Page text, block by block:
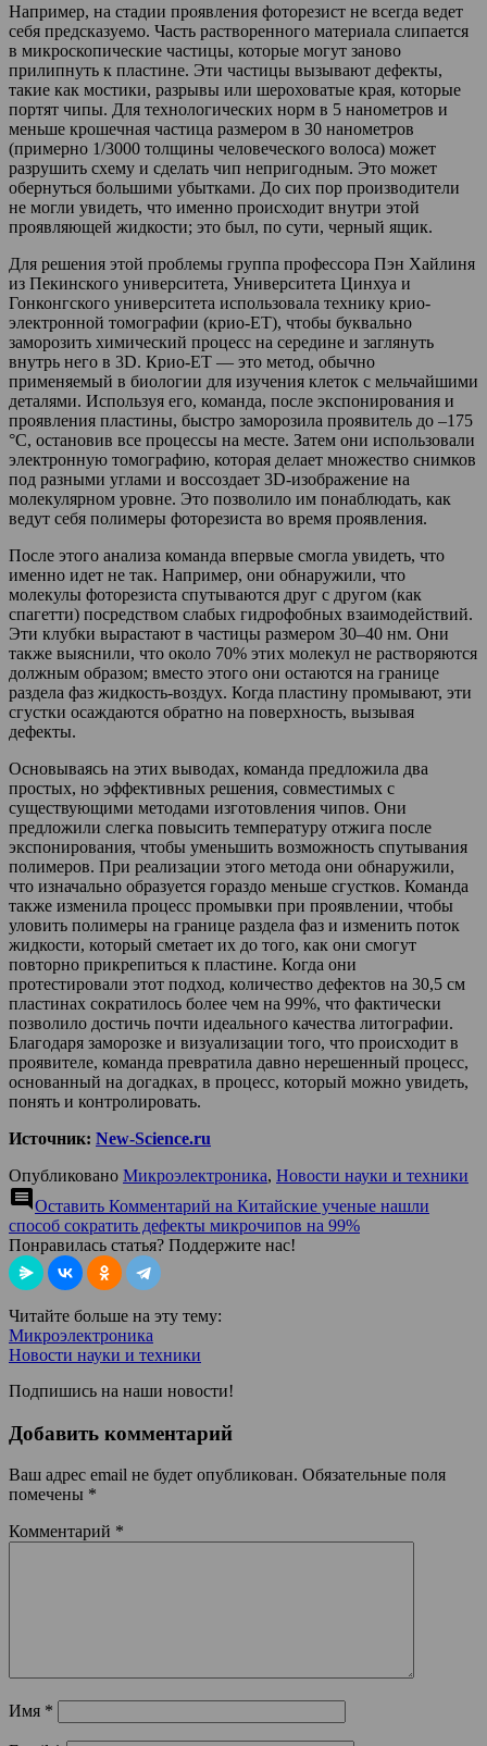
Например, на стадии проявления фоторезист не всегда ведет
себя предсказуемо. Часть растворенного материала слипается
в микроскопические частицы, которые могут заново
прилипнуть к пластине. Эти частицы вызывают дефекты,
такие как мостики, разрывы или шероховатые края, которые
портят чипы. Для технологических норм в 5 нанометров и
меньше крошечная частица размером в 30 нанометров
(примерно 1/3000 толщины человеческого волоса) может
разрушить схему и сделать чип непригодным. Это может
обернуться большими убытками. До сих пор производители
не могли увидеть, что именно происходит внутри этой
проявляющей жидкости; это был, по сути, черный ящик.
Для решения этой проблемы группа профессора Пэн Хайлиня
из Пекинского университета, Университета Цинхуа и
Гонконгского университета использовала технику крио-
электронной томографии (крио-ET), чтобы буквально
заморозить химический процесс на середине и заглянуть
внутрь него в 3D. Крио-ET — это метод, обычно
применяемый в биологии для изучения клеток с мельчайшими
деталями. Используя его, команда, после экспонирования и
проявления пластины, быстро заморозила проявитель до –175
°C, остановив все процессы на месте. Затем они использовали
электронную томографию, которая делает множество снимков
под разными углами и воссоздает 3D-изображение на
молекулярном уровне. Это позволило им понаблюдать, как
ведут себя полимеры фоторезиста во время проявления.
После этого анализа команда впервые смогла увидеть, что
именно идет не так. Например, они обнаружили, что
молекулы фоторезиста спутываются друг с другом (как
спагетти) посредством слабых гидрофобных взаимодействий.
Эти клубки вырастают в частицы размером 30–40 нм. Они
также выяснили, что около 70% этих молекул не растворяются
должным образом; вместо этого они остаются на границе
раздела фаз жидкость-воздух. Когда пластину промывают, эти
сгустки осаждаются обратно на поверхность, вызывая
дефекты.
Основываясь на этих выводах, команда предложила два
простых, но эффективных решения, совместимых с
существующими методами изготовления чипов. Они
предложили слегка повысить температуру отжига после
экспонирования, чтобы уменьшить возможность спутывания
полимеров. При реализации этого метода они обнаружили,
что изначально образуется гораздо меньше сгустков. Команда
также изменила процесс промывки при проявлении, чтобы
уловить полимеры на границе раздела фаз и изменить поток
жидкости, который сметает их до того, как они смогут
повторно прикрепиться к пластине. Когда они
протестировали этот подход, количество дефектов на 30,5 см
пластинах сократилось более чем на 99%, что фактически
позволило достичь почти идеального качества литографии.
Благодаря заморозке и визуализации того, что происходит в
проявителе, команда превратила давно нерешенный процесс,
основанный на догадках, в процесс, который можно увидеть,
понять и контролировать.
Источник: New-Science.ru
Опубликовано Микроэлектроника, Новости науки и техники
comment Оставить Комментарий на Китайские ученые нашли
способ сократить дефекты микрочипов на 99%
Понравилась статья? Поддержите нас!
Читайте больше на эту тему:
Микроэлектроника
Новости науки и техники
Подпишись на наши новости!
Добавить комментарий
Ваш адрес email не будет опубликован. Обязательные поля
помечены *
Комментарий *
Имя *